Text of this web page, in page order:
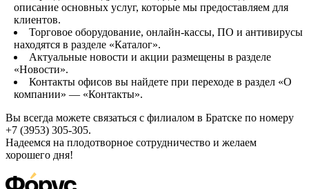
описание основных услуг, которые мы предоставляем для
клиентов.
Торговое оборудование, онлайн-кассы, ПО и антивирусы
находятся в разделе «Каталог».
Актуальные новости и акции размещены в разделе
«Новости».
Контакты офисов вы найдете при переходе в раздел «О
компании» — «Контакты».
Вы всегда можете связаться с филиалом в Братске по номеру
+7 (3953) 305-305.
Надеемся на плодотворное сотрудничество и желаем
хорошего дня!